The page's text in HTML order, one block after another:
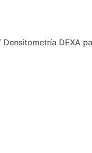
Densitometría DEXA